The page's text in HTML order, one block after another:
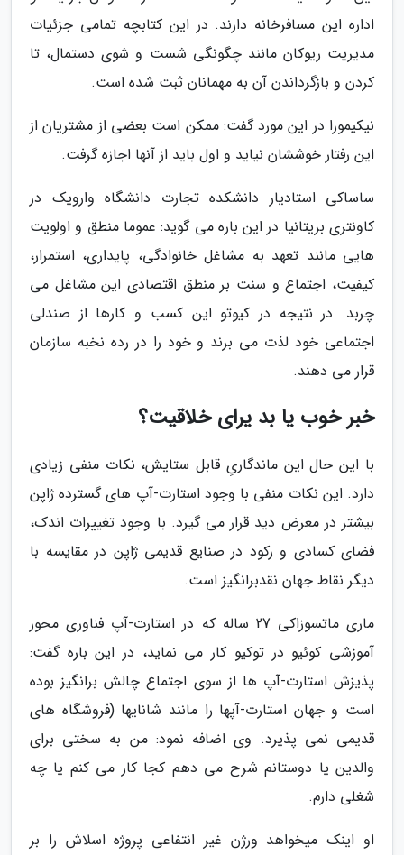
اداره این مسافرخانه دارند. در این کتابچه تمامی جزئیات
مدیریت ریوکان مانند چگونگی شست و شوی دستمال، تا
کردن و بازگرداندن آن به مهمانان ثبت شده است.
نیکیمورا در این مورد گفت: ممکن است بعضی از مشتریان از
این رفتار خوششان نیاید و اول باید از آنها اجازه گرفت.
ساساکی استادیار دانشکده تجارت دانشگاه وارویک در
کاونتری بریتانیا در این باره می گوید: عموما منطق و اولویت
هایی مانند تعهد به مشاغل خانوادگی، پایداری، استمرار،
کیفیت، اجتماع و سنت بر منطق اقتصادی این مشاغل می
چربد. در نتیجه در کیوتو این کسب و کارها از صندلی
اجتماعی خود لذت می برند و خود را در رده نخبه سازمان
قرار می دهند.
خبر خوب یا بد یرای خلاقیت؟
با این حال این ماندگاریِ قابل ستایش، نکات منفی زیادی
دارد. این نکات منفی با وجود استارت-آپ های گسترده ژاپن
بیشتر در معرض دید قرار می گیرد. با وجود تغییرات اندک،
فضای کسادی و رکود در صنایع قدیمی ژاپن در مقایسه با
دیگر نقاط جهان نقدبرانگیز است.
ماری ماتسوزاکی 27 ساله که در استارت-آپ فناوری محور
آموزشی کوئیو در توکیو کار می نماید، در این باره گفت:
پذیزش استارت-آپ ها از سوی اجتماع چالش برانگیز بوده
است و جهان استارت-آپها را مانند شانایها (فروشگاه های
قدیمی نمی پذیرد. وی اضافه نمود: من به سختی برای
والدین یا دوستانم شرح می دهم کجا کار می کنم یا چه
شغلی دارم.
او اینک میخواهد ورژن غیر انتفاعی پروژه اسلاش را بر